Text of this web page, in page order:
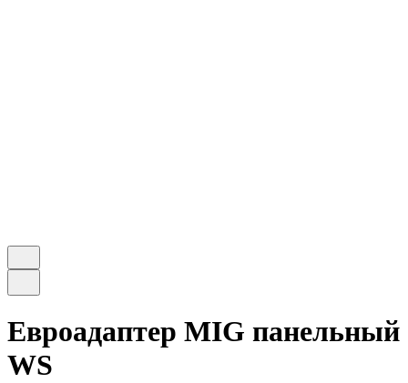
Евроадаптер MIG панельный
WS